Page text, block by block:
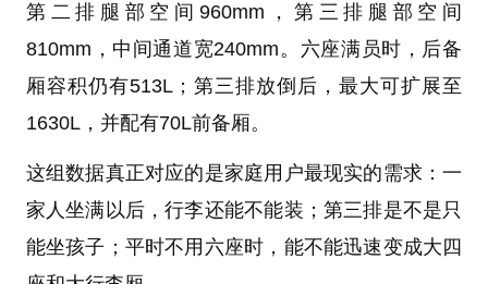
第二排腿部空间960mm，第三排腿部空间
810mm，中间通道宽240mm。六座满员时，后备
厢容积仍有513L；第三排放倒后，最大可扩展至
1630L，并配有70L前备厢。
这组数据真正对应的是家庭用户最现实的需求：一
家人坐满以后，行李还能不能装；第三排是不是只
能坐孩子；平时不用六座时，能不能迅速变成大四